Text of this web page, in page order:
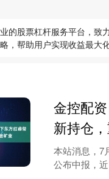
的股票杠杆服务平台，致
，帮助用户实现收益最大
金控配
新持仓
本站消息，7
公布中报，